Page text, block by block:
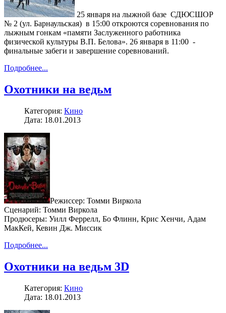
25 января на лыжной базе СДЮСШОР
№ 2 (ул. Барнаульская) в 15:00 откроются соревнования по
лыжным гонкам «памяти Заслуженного работника
физической культуры В.П. Белова». 26 января в 11:00 -
финальные забеги и завершение соревнований.
Подробнее...
Охотники на ведьм
Категория: Кино
Дата: 18.01.2013
Режиссер: Томми Виркола
Сценарий: Томми Виркола
Продюсеры: Уилл Феррелл, Бо Флинн, Крис Хенчи, Адам
МакКей, Кевин Дж. Миссик
Подробнее...
Охотники на ведьм 3D
Категория: Кино
Дата: 18.01.2013